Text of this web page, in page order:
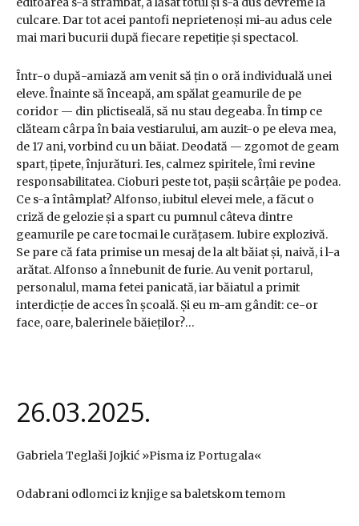
culcare. Dar tot acei pantofi neprietenoși mi-au adus cele
mai mari bucurii după fiecare repetiție și spectacol.
Într-o după-amiază am venit să țin o oră individuală unei
eleve. Înainte să înceapă, am spălat geamurile de pe
coridor — din plictiseală, să nu stau degeaba. În timp ce
clăteam cârpa în baia vestiarului, am auzit-o pe eleva mea,
de 17 ani, vorbind cu un băiat. Deodată — zgomot de geam
spart, țipete, înjurături. Ies, calmez spiritele, îmi revine
responsabilitatea. Cioburi peste tot, pașii scârțâie pe podea.
Ce s-a întâmplat? Alfonso, iubitul elevei mele, a făcut o
criză de gelozie și a spart cu pumnul câteva dintre
geamurile pe care tocmai le curățasem. Iubire explozivă.
Se pare că fata primise un mesaj de la alt băiat și, naivă, i l-a
arătat. Alfonso a înnebunit de furie. Au venit portarul,
personalul, mama fetei panicată, iar băiatul a primit
interdicție de acces în școală. Și eu m-am gândit: ce-or
face, oare, balerinele băieților?…
26.03.2025.
Gabriela Teglaši Jojkić »Pisma iz Portugala«
Odabrani odlomci iz knjige sa baletskom temom